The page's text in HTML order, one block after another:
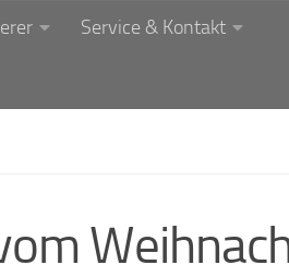
Service & Kontakt